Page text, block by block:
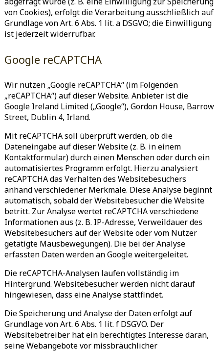
von Cookies), erfolgt die Verarbeitung ausschließlich auf
Grundlage von Art. 6 Abs. 1 lit. a DSGVO; die Einwilligung
ist jederzeit widerrufbar.
Google reCAPTCHA
Wir nutzen „Google reCAPTCHA“ (im Folgenden
„reCAPTCHA“) auf dieser Website. Anbieter ist die
Google Ireland Limited („Google“), Gordon House, Barrow
Street, Dublin 4, Irland.
Mit reCAPTCHA soll überprüft werden, ob die
Dateneingabe auf dieser Website (z. B. in einem
Kontaktformular) durch einen Menschen oder durch ein
automatisiertes Programm erfolgt. Hierzu analysiert
reCAPTCHA das Verhalten des Websitebesuchers
anhand verschiedener Merkmale. Diese Analyse beginnt
automatisch, sobald der Websitebesucher die Website
betritt. Zur Analyse wertet reCAPTCHA verschiedene
Informationen aus (z. B. IP-Adresse, Verweildauer des
Websitebesuchers auf der Website oder vom Nutzer
getätigte Mausbewegungen). Die bei der Analyse
erfassten Daten werden an Google weitergeleitet.
Die reCAPTCHA-Analysen laufen vollständig im
Hintergrund. Websitebesucher werden nicht darauf
hingewiesen, dass eine Analyse stattfindet.
Die Speicherung und Analyse der Daten erfolgt auf
Grundlage von Art. 6 Abs. 1 lit. f DSGVO. Der
Websitebetreiber hat ein berechtigtes Interesse daran,
seine Webangebote vor missbräuchlicher